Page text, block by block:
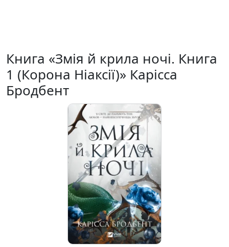
Книга «Змія й крила ночі. Книга
1 (Корона Ніаксії)» Карісса
Бродбент